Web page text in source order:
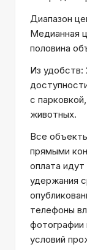
Диапазон
Медианная
половина
Из
с
животных.
Все
прямыми
оплата
удержания
телефоны
фотографии
условий